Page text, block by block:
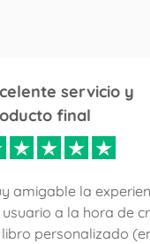
servicio y
final
amigable la
a la hora de
personalizado